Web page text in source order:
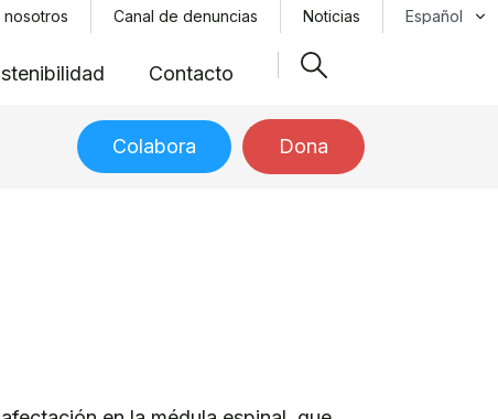
Contacto
nosotros Canal de denuncias Noticias Select your
Colabora Dona